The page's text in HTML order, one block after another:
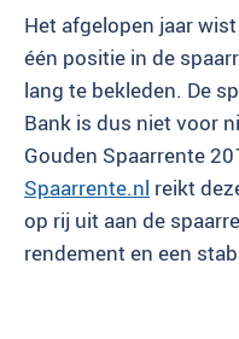
Het afgelopen jaar
één positie in de
lang te bekleden. De
Bank is dus niet voor
Gouden Spaarrente
Spaarrente.nl reikt
op rij uit aan de
rendement en een